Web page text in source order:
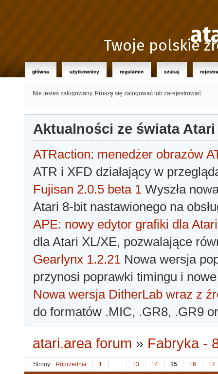
Twoje polskie
główna użytkownicy regulamin szukaj
Nie jesteś zalogowany. Proszę się zalogować lub zarejestrować.
Aktualności ze świata Atari
ATRaction: menedżer obrazów
ATR i XFD działający w
Fujisan 2.0.5 beta 1 Wyszła
Atari 8-bit nastawionego na
APE: nowy edytor grafiki dla Atari
dla Atari XL/XE, pozwalające
Gearlynx 1.2.21 Nowa wersja
przynosi poprawki timingu i
Nowa wersja DitherLab wraz z
do formatów .MIC, .GR8, .GR9
atari.area forum » Fabryka -
Strony Poprzednia 1 … 13 14 15 16 17